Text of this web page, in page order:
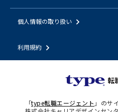
個人情報の取り扱い
利用規約
「type転職エージェント 」のサ